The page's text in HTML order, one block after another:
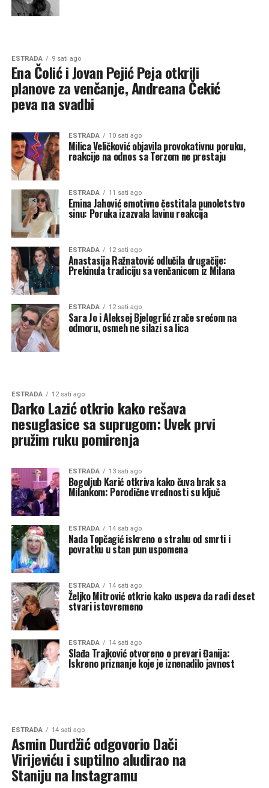
ESTRADA 9 sati ago
Ena Čolić i Jovan Pejić Peja otkrili
planove za venčanje, Andreana Čekić
peva na svadbi
ESTRADA 10 sati ago
Milica Veličković objavila provokativnu poruku,
reakcije na odnos sa Terzom ne prestaju
ESTRADA 11 sati ago
Emina Jahović emotivno čestitala punoletstvo
sinu: Poruka izazvala lavinu reakcija
ESTRADA 12 sati ago
Anastasija Ražnatović odlučila drugačije:
Prekinula tradiciju sa venčanicom iz Milana
ESTRADA 12 sati ago
Sara Jo i Aleksej Bjelogrlić zrače srećom na
odmoru, osmeh ne silazi sa lica
ESTRADA 12 sati ago
Darko Lazić otkrio kako rešava
nesuglasice sa suprugom: Uvek prvi
pružim ruku pomirenja
ESTRADA 13 sati ago
Bogoljub Karić otkriva kako čuva brak sa
Milankom: Porodične vrednosti su ključ
ESTRADA 14 sati ago
Nada Topčagić iskreno o strahu od smrti i
povratku u stan pun uspomena
ESTRADA 14 sati ago
Željko Mitrović otkrio kako uspeva da radi deset
stvari istovremeno
ESTRADA 14 sati ago
Slađa Trajković otvoreno o prevari Đanija:
Iskreno priznanje koje je iznenadilo javnost
ESTRADA 14 sati ago
Asmin Durdžić odgovorio Dači
Virijeviću i suptilno aludirao na
Staniju na Instagramu